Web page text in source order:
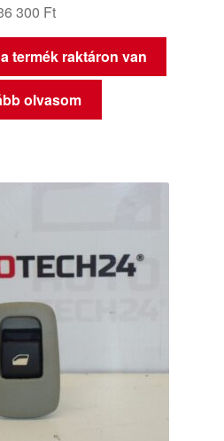
300 Ft
termék raktáron van
olvasom